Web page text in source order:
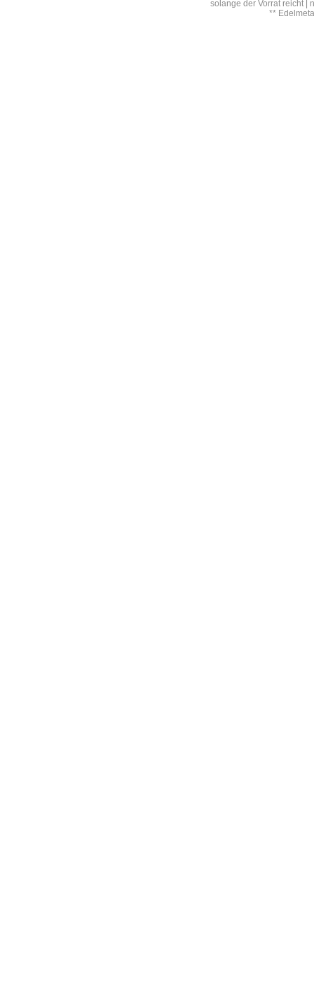
solange der Vorrat reicht |
**